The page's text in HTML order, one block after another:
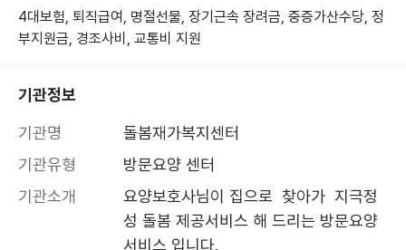
4대보험, 퇴직급여, 명절선물, 장기근속 장려금, 중증가산수당, 정
부지원금, 경조사비, 교통비 지원
기관정보
기관명
돌봄재가복지센터
기관유형
방문요양 센터
기관소개
요양보호사님이 집으로  찾아가  지극정
성 돌봄 제공서비스 해 드리는 방문요양
서비스 입니다.